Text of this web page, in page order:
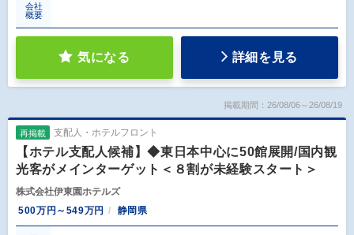
会社
概要
気になる 詳細を見る
掲載期間：26/08/06～26/08/19
再掲載 支配人・ホテルフロント
【ホテル支配人候補】◆東日本中心に50館展開/国内観
光客がメインターゲット＜８割が未経験スタート＞
株式会社伊東園ホテルズ
500万円～549万円
静岡県